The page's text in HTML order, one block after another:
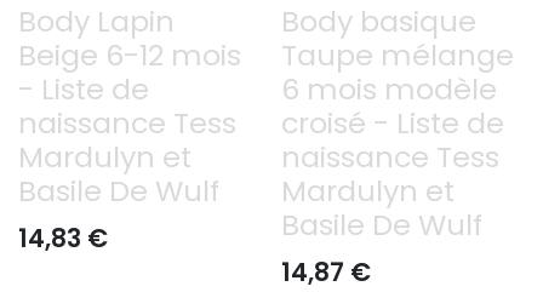
Déjà offert
Body Lapin
Beige 6-12 mois
- Liste de
naissance Tess
Mardulyn et
Basile De Wulf
14,83 €
Déjà 1/3 offert !
Body basique
Taupe mélange
6 mois modèle
croisé - Liste de
naissance Tess
Mardulyn et
Basile De Wulf
14,87 €